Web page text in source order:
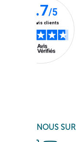
SUIVEZ-NOUS SUR